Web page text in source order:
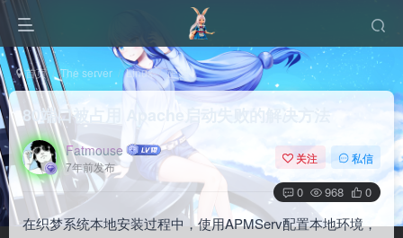
首页 The server Linux 正文
80端口被占用 Apache启动失败的解决方法
Fatmouse
7年前发布
关注 私信
0 968 0
在织梦系统本地安装过程中，使用APMServ配置本地环境，